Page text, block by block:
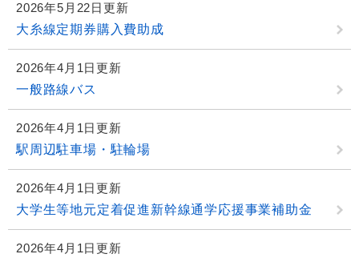
2026年5月22日更新
大糸線定期券購入費助成
2026年4月1日更新
一般路線バス
2026年4月1日更新
駅周辺駐車場・駐輪場
2026年4月1日更新
大学生等地元定着促進新幹線通学応援事業補助金
2026年4月1日更新